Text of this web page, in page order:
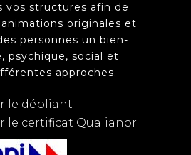
vos structures afin de
originales et
personnes un bien-
psychique, social et
approches.
le dépliant
le certificat Qualianor